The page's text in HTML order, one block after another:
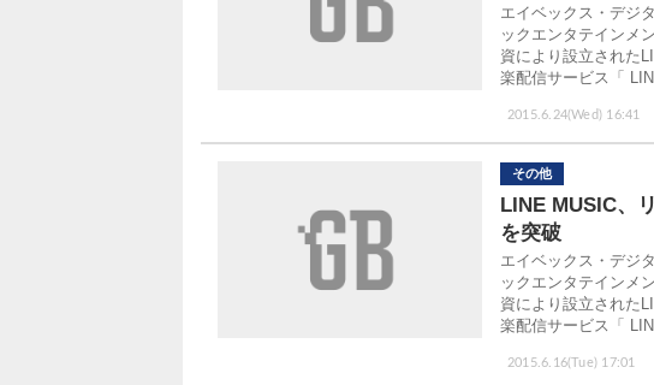
2015.6.24(Wed) 16:41
エイベックス・デジ
ックエンタテインメ
資により設立された
楽配信サービス「
その他
2015.6.16(Tue) 17:01
LINE MUSIC、
を突破
エイベックス・デジ
ックエンタテインメ
資により設立された
楽配信サービス「